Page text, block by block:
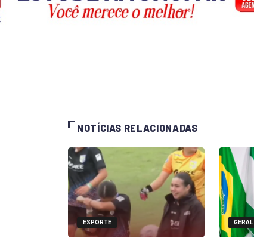
NOTÍCIAS RELACIONADAS
ESPORTE GERAL